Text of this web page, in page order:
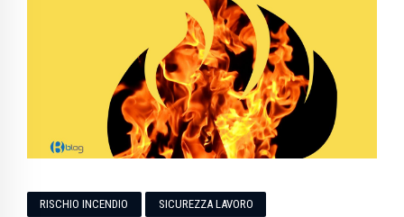
RISCHIO INCENDIO SICUREZZA LAVORO